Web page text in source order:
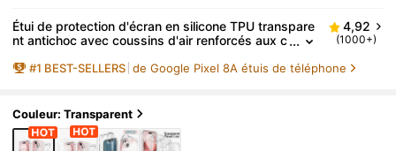
Étui de protection d'écran en silicone TPU transpare
nt antichoc avec coussins d'air renforcés aux c
iPhone, Galaxy et autres modèles. Coque arrière de
adeau de printemps pour la fête des mères.
4,92
(1000+)
#1 BEST-SELLERS de Google Pixel 8A étuis de téléphone
Couleur: Transparent